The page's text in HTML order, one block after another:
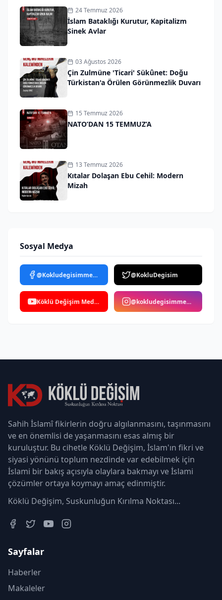
24 Temmuz 2026
İslam Bataklığı Kurutur, Kapitalizm
Sinek Avlar
03 Ağustos 2026
Çin Zulmüne 'Ticari' Sükûnet: Doğu
Türkistan'a Örülen Görünmezlik Duvarı
15 Temmuz 2026
NATO’DAN 15 TEMMUZ’A
13 Temmuz 2026
Kıtalar Dolaşan Ebu Cehil: Modern
Mizah
Sosyal Medya
@Kokludegisimmedya @KokluDegisim
Köklü Değişim Medya @kokludegisimmedya
Sahih İslamî fikirlerin doğru algılanmasını, taşınmasını
ve en önemlisi de yaşanmasını esas almış bir
kuruluştur. Bu cihetle Köklü Değişim, İslam'ın fikri ve
siyasi yönünü toplum nezdinde var edebilmek için
İslami bir bakış açısıyla olaylara bakmayı ve İslami
çözümler ortaya koymayı amaç edinmiştir.
Köklü Değişim, Suskunluğun Kırılma Noktası...
Sayfalar
Haberler
Makaleler